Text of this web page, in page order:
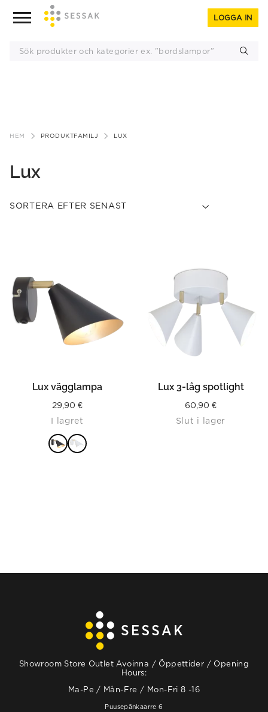
LOGGA IN
HEM PRODUKTFAMILJ LUX
Lux
Lux vägglampa
29,90 €
I lagret
Lux 3-låg spotlight
60,90 €
Slut i lager
Showroom Store Outlet Avoinna / Öppettider / Opening
Hours:
Ma-Pe / Mån-Fre / Mon-Fri 8 -16
Puusepänkaarre 6